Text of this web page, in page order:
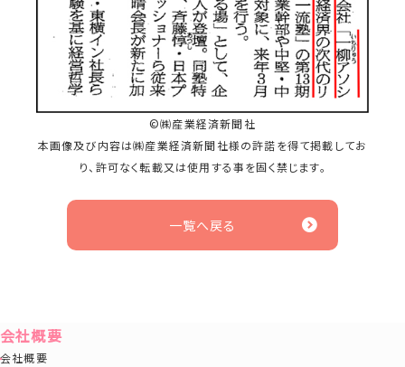
©㈱産業経済新聞社
本画像及び内容は㈱産業経済新聞社様の許諾を得て掲載してお
り、許可なく転載又は使用する事を固く禁じます。
一覧へ戻る
会社概要
会社概要